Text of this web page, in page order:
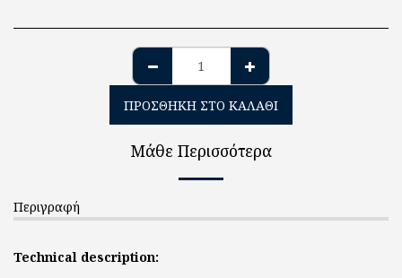
ΠΡΟΣΘΉΚΗ ΣΤΟ ΚΑΛΆΘΙ
Μάθε Περισσότερα
Περιγραφή
Technical description: